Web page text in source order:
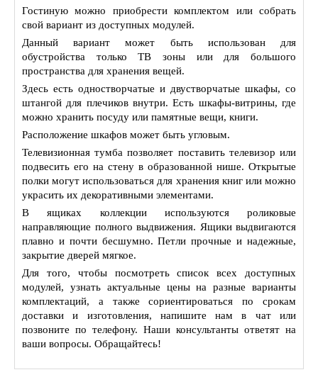
Гостиную можно приобрести комплектом или собрать
свой вариант из доступных модулей.
Данный вариант может быть использован для
обустройства только ТВ зоны или для большого
пространства для хранения вещей.
Здесь есть одностворчатые и двустворчатые шкафы, со
штангой для плечиков внутри. Есть шкафы-витрины, где
можно хранить посуду или памятные вещи, книги.
Расположение шкафов может быть угловым.
Телевизионная тумба позволяет поставить телевизор или
подвесить его на стену в образованной нише. Открытые
полки могут использоваться для хранения книг или можно
украсить их декоративными элементами.
В ящиках коллекции используются роликовые
направляющие полного выдвижения. Ящики выдвигаются
плавно и почти бесшумно. Петли прочные и надежные,
закрытие дверей мягкое.
Для того, чтобы посмотреть список всех доступных
модулей, узнать актуальные цены на разные варианты
комплектаций, а также сориентироваться по срокам
доставки и изготовления, напишите нам в чат или
позвоните по телефону. Наши консультанты ответят на
ваши вопросы. Обращайтесь!